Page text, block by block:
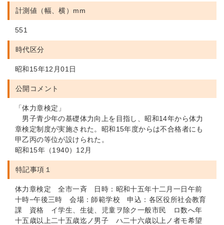
計測値（幅、横）mm
551
時代区分
昭和15年12月01日
公開コメント
「体力章検定」
男子青少年の基礎体力向上を目指し、昭和14年から体力
章検定制度が実施された。昭和15年度からは不合格者にも
甲乙丙の等位が設けられた。
昭和15年（1940）12月
特記事項１
体力章検定 全市一斉 日時：昭和十五年十二月一日午前
十時−午後三時 会場：師範学校 申込：各区役所社会教育
課 資格 イ学生、生徒、児童ヲ除ク一般市民 ロ数へ年
十五歳以上二十五歳迄ノ男子 ハ二十六歳以上ノ者モ希望